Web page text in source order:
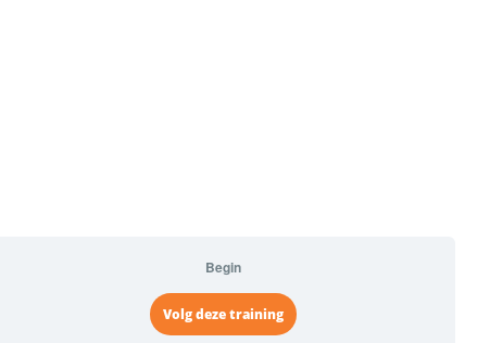
Begin
Volg deze training